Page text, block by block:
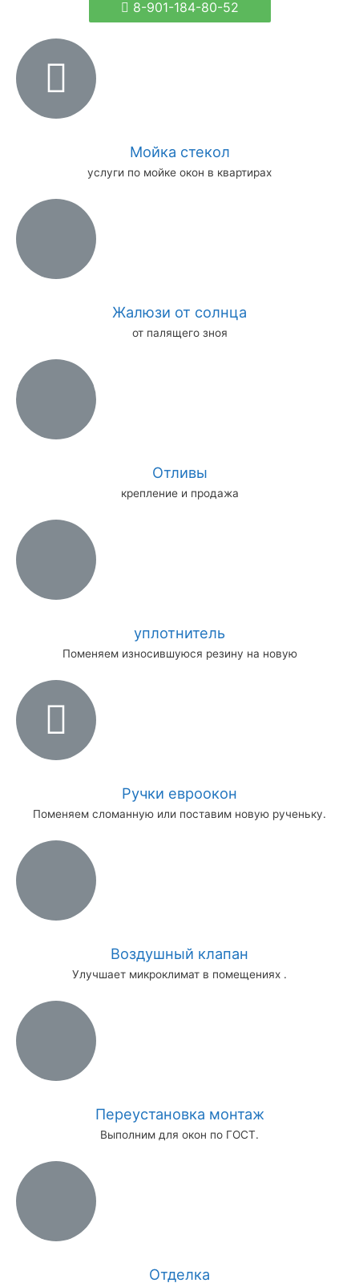
8-901-184-80-52
Мойка стекол
услуги по мойке окон в квартирах
Жалюзи от солнца
от палящего зноя
Отливы
крепление и продажа
уплотнитель
Поменяем износившуюся резину на новую
Ручки евроокон
Поменяем сломанную или поставим новую рученьку.
Воздушный клапан
Улучшает микроклимат в помещениях .
Переустановка монтаж
Выполним для окон по ГОСТ.
Отделка